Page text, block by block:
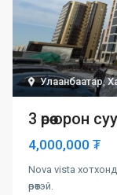
Улаанбаатар,
3 өрөө орон
4,000,000 ₮
Nova vista
өрөөтэй.